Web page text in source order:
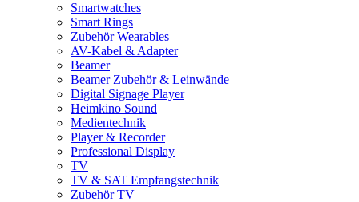
Smartwatches
Smart Rings
Zubehör Wearables
AV-Kabel & Adapter
Beamer
Beamer Zubehör & Leinwände
Digital Signage Player
Heimkino Sound
Medientechnik
Player & Recorder
Professional Display
TV
TV & SAT Empfangstechnik
Zubehör TV